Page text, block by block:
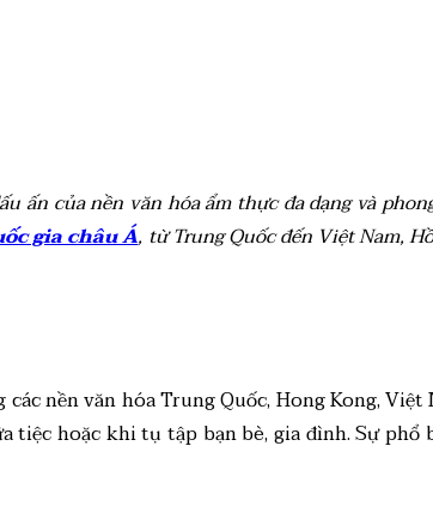
ấn của nền văn hóa ẩm thực đa dạng và
gia châu Á, từ Trung Quốc đến Việt Nam,
nền văn hóa Trung Quốc, Hong Kong, Việt
hoặc khi tụ tập bạn bè, gia đình. Sự phổ